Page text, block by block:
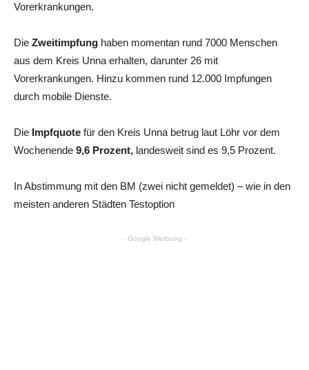
Vorerkrankungen.
Die Zweitimpfung haben momentan rund 7000 Menschen
aus dem Kreis Unna erhalten, darunter 26 mit
Vorerkrankungen. Hinzu kommen rund 12.000 Impfungen
durch mobile Dienste.
Die Impfquote für den Kreis Unna betrug laut Löhr vor dem
Wochenende 9,6 Prozent, landesweit sind es 9,5 Prozent.
In Abstimmung mit den BM (zwei nicht gemeldet) – wie in den
meisten anderen Städten Testoption
- Google Werbung -